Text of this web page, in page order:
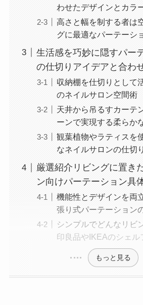
わせたデザインとカラ
高さと幅を制する者は
グに最適なパーテーシ
生活感を巧妙に隠すパー
の仕切りアイデアと合わ
収納棚を仕切りとして
のネイルサロン空間術
天井から吊るすカーテ
ーンで実現する柔らか
観葉植物やラティスを
なネイルサロンの仕切
厳選紹介リビングに置き
ン向けパーテーション具
機能性とデザインを両
張り式パーテーション
シンプルでどんなリビ
印良品やIKEAのシェル
もっと見る